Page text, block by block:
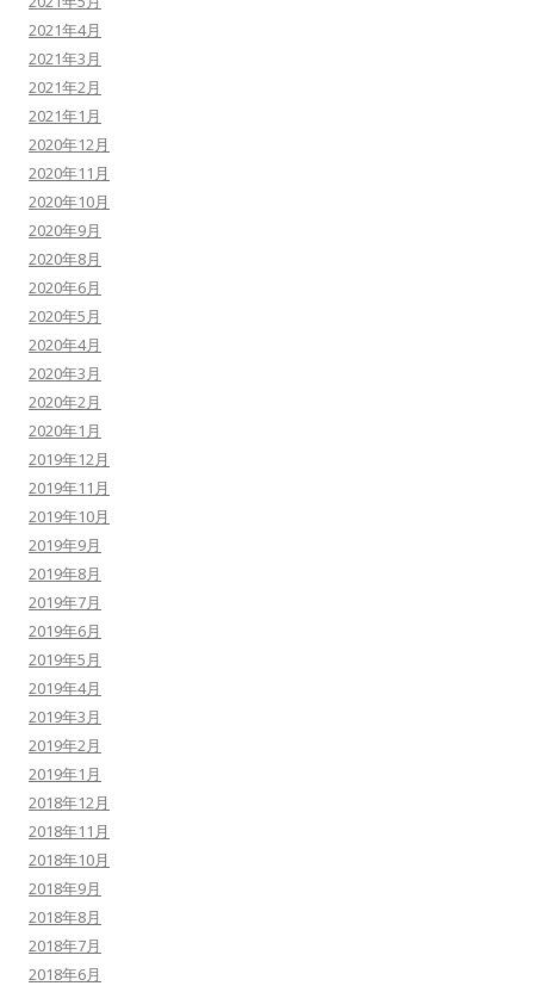
2021年4月
2021年3月
2021年2月
2021年1月
2020年12月
2020年11月
2020年10月
2020年9月
2020年8月
2020年6月
2020年5月
2020年4月
2020年3月
2020年2月
2020年1月
2019年12月
2019年11月
2019年10月
2019年9月
2019年8月
2019年7月
2019年6月
2019年5月
2019年4月
2019年3月
2019年2月
2019年1月
2018年12月
2018年11月
2018年10月
2018年9月
2018年8月
2018年7月
2018年6月